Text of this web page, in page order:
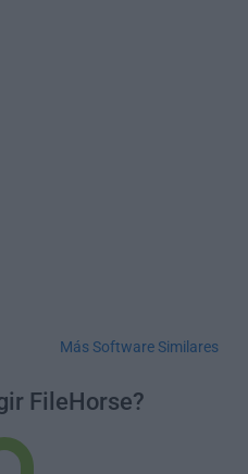
Más Software Similares
FileHorse?